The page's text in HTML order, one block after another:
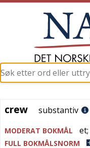
crew
crew substantiv
MODERAT BOKMÅL et;
FULL BOKMÅLSNORM